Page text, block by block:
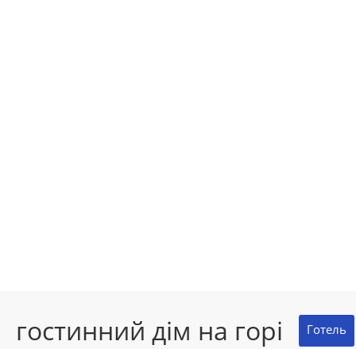
гостинний дім на горі Готель